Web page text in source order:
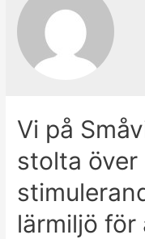
Vi på
stolta över
lärmiljö för